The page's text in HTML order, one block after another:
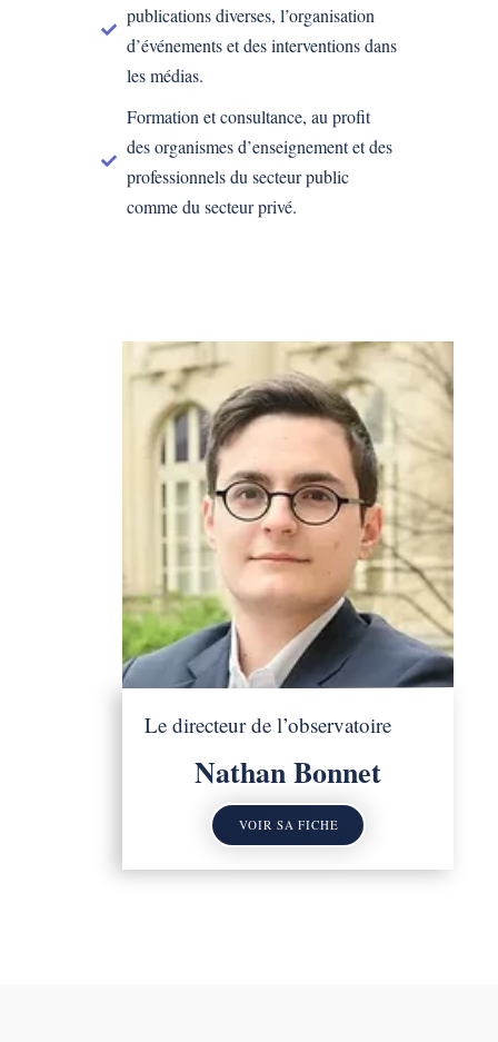
publications diverses, l’organisation
d’événements et des interventions dans
les médias.
Formation et consultance, au profit
des organismes d’enseignement et des
professionnels du secteur public
comme du secteur privé.
Le directeur de l’observatoire
Nathan Bonnet
VOIR SA FICHE